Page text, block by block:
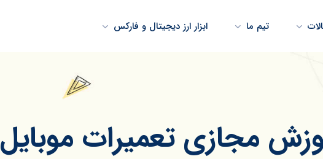
تیم ما ابزار ارز دیجیتال و فارکس
مجازی تعمیرات موبایل